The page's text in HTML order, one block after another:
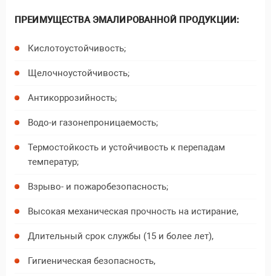
ПРЕИМУЩЕСТВА ЭМАЛИРОВАННОЙ ПРОДУКЦИИ:
Кислотоустойчивость;
Щелочноустойчивость;
Антикоррозийность;
Водо-и газонепроницаемость;
Термостойкость и устойчивость к перепадам
температур;
Взрыво- и пожаробезопасность;
Высокая механическая прочность на истирание,
Длительный срок службы (15 и более лет),
Гигиеническая безопасность,